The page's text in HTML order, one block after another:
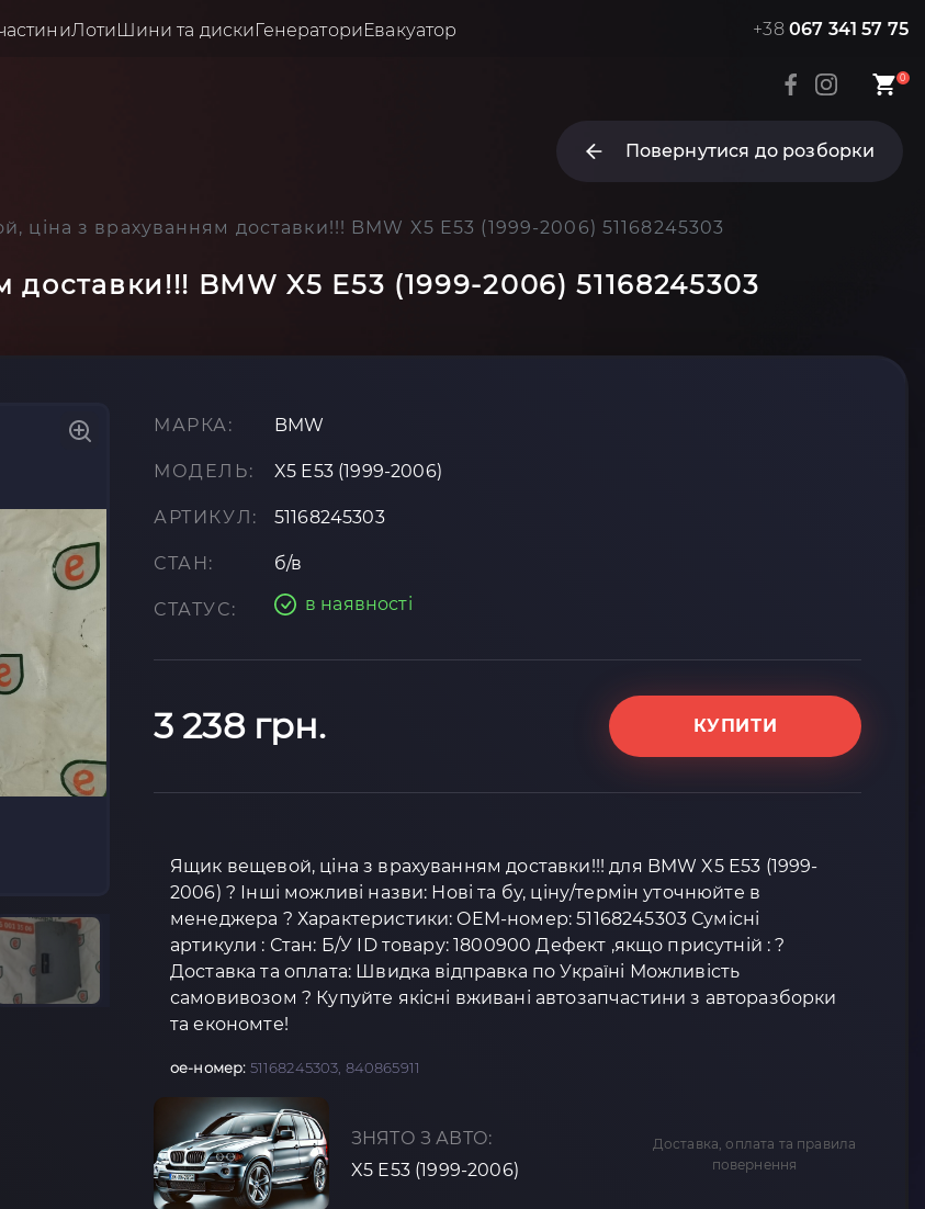
ЛотиШини та дискиГенераториЕвакуатор +38 067 341 57 75
0
Повернутися до розборки
ціна з врахуванням доставки!!! BMW X5 E53 (1999-2006) 51168245303
BMW X5 E53 (1999-2006) 51168245303
МАРКА: BMW
МОДЕЛЬ: X5 E53 (1999-2006)
АРТИКУЛ: 51168245303
СТАН: б/в
СТАТУС: в наявності
3 238 грн. КУПИТИ
Ящик вещевой, ціна з врахуванням доставки!!! для BMW X5 E53 (1999-
2006) ? Інші можливі назви: Нові та бу, ціну/термін уточнюйте в
менеджера ? Характеристики: OEM-номер: 51168245303 Сумісні
артикули : Стан: Б/У ID товару: 1800900 Дефект ,якщо присутній : ?
Доставка та оплата: Швидка відправка по Україні Можливість
самовивозом ? Купуйте якісні вживані автозапчастини з авторазборки
та економте!
oe-номер: 51168245303, 840865911
ЗНЯТО З АВТО:
X5 E53 (1999-2006)
Доставка, оплата та правила
повернення